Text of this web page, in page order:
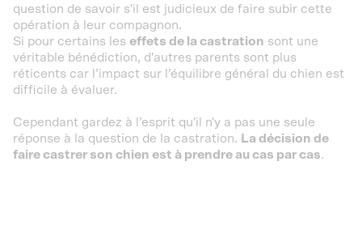
question de savoir s'il est judicieux de faire subir cette
opération à leur compagnon.
Si pour certains les effets de la castration sont une
véritable bénédiction, d'autres parents sont plus
réticents car l’impact sur l’équilibre général du chien est
difficile à évaluer.
Cependant gardez à l’esprit qu'il n'y a pas une seule
réponse à la question de la castration. La décision de
faire castrer son chien est à prendre au cas par cas.